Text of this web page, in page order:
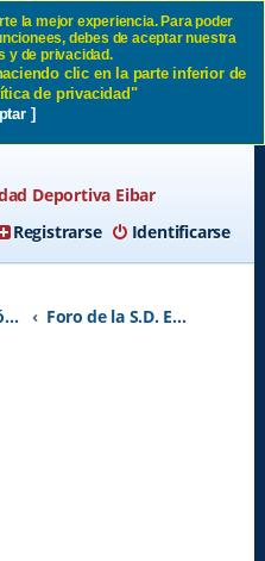
2°... SD Eibar
Deportiva Eibar
Identificarse
Registrarse
Segunda División A - Temporada 2026-2027 Foro de la S.D. Eibar
la mejor experiencia. Para poder
debes de aceptar nuestra
y de privacidad.
clic en la parte inferior de
de privacidad"
]